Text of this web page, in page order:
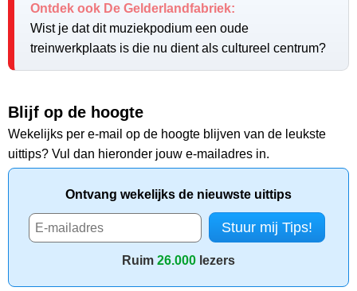
Ontdek ook De Gelderlandfabriek:
Wist je dat dit muziekpodium een oude
treinwerkplaats is die nu dient als cultureel centrum?
Blijf op de hoogte
Wekelijks per e-mail op de hoogte blijven van de leukste
uittips? Vul dan hieronder jouw e-mailadres in.
Ontvang wekelijks de nieuwste uittips
Ruim 26.000 lezers